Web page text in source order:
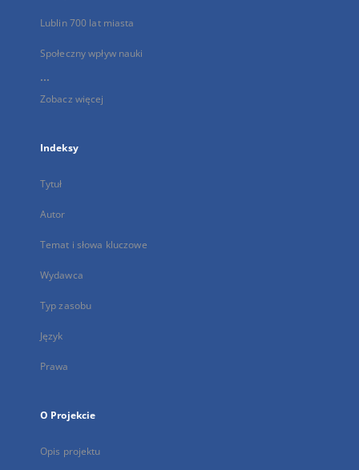
Lublin 700 lat miasta
Społeczny wpływ nauki
...
Zobacz więcej
Indeksy
Tytuł
Autor
Temat i słowa kluczowe
Wydawca
Typ zasobu
Język
Prawa
O Projekcie
Opis projektu